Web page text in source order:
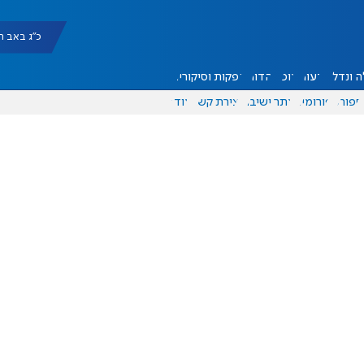
כ"ג באב תשפ"ו
ונדל"ן דעות אוכל יהדות הפקות וסיקורים
ספורט פורומים אתר ישיבה יצירת קשר עוד